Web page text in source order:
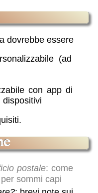
dovrebbe essere
(ad
con app di
dispositivi
.
postale: come
sommi capi